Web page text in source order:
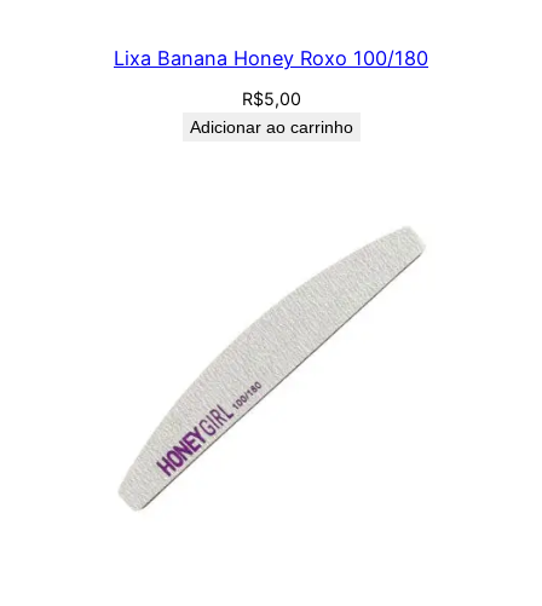
Lixa Banana Honey Roxo 100/180
R$5,00
Adicionar ao carrinho